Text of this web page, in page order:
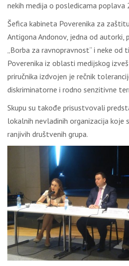
nekih medija o posledicama poplava
Šefica kabineta Poverenika za
Antigona Andonov, jedna od autorki,
„Borba za ravnopravnost“ i neke od
Poverenika iz oblasti medijskog
priručnika izdvojen je rečnik
diskriminatorne i rodno senzitivne
Skupu su takođe prisustvovali
lokalnih nevladinih organizacija koje
ranjivih društvenih grupa.